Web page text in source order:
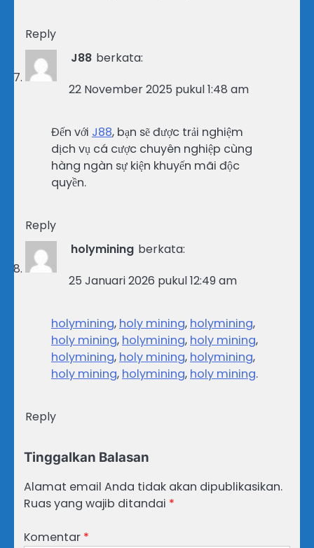
Reply
J88 berkata:
22 November 2025 pukul 1:48 am
Đến với J88, bạn sẽ được trải nghiệm
dịch vụ cá cược chuyên nghiệp cùng
hàng ngàn sự kiện khuyến mãi độc
quyền.
Reply
holymining berkata:
25 Januari 2026 pukul 12:49 am
holymining, holy mining, holymining,
holy mining, holymining, holy mining,
holymining, holy mining, holymining,
holy mining, holymining, holy mining.
Reply
Tinggalkan Balasan
Alamat email Anda tidak akan dipublikasikan.
Ruas yang wajib ditandai *
Komentar *